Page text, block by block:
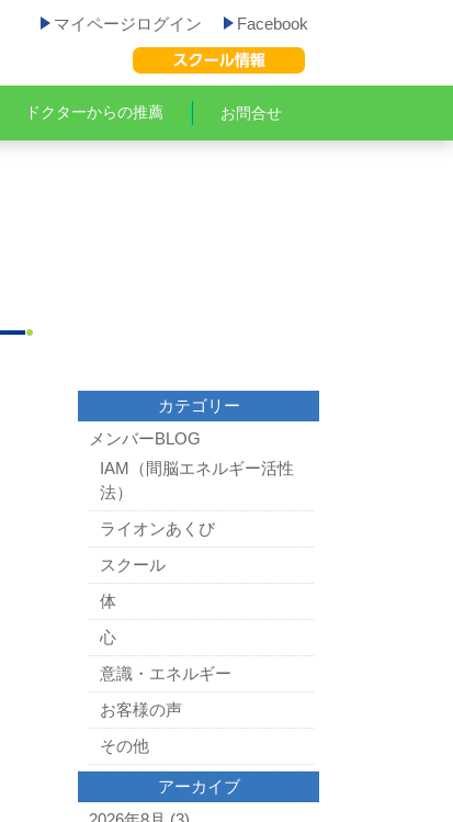
マイページログイン Facebook
ドクターからの推薦 お問合せ
カテゴリー
メンバーBLOG
IAM（間脳エネルギー活性
法）
ライオンあくび
スクール
体
心
意識・エネルギー
お客様の声
その他
アーカイブ